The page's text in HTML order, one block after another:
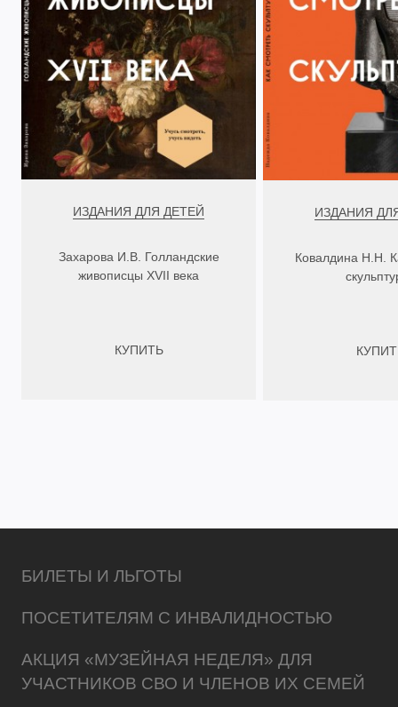
ИЗДАНИЯ ДЛЯ ДЕТЕЙ
Захарова И.В. Голландские
живописцы XVII века
КУПИТЬ
ИЗДАНИЯ
Ковалдина Н.Н.
БИЛЕТЫ И ЛЬГОТЫ
ПОСЕТИТЕЛЯМ С ИНВАЛИДНОСТЬЮ
АКЦИЯ «МУЗЕЙНАЯ НЕДЕЛЯ» ДЛЯ
УЧАСТНИКОВ СВО И ЧЛЕНОВ ИХ СЕМЕЙ